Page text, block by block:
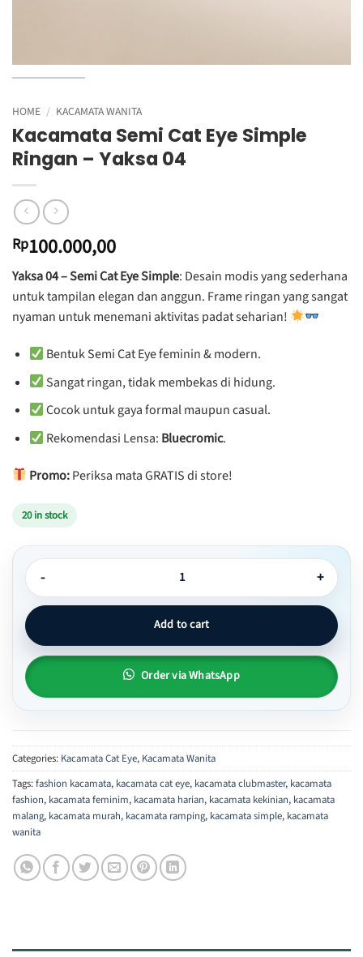
HOME / KACAMATA WANITA
Kacamata Semi Cat Eye Simple
Ringan – Yaksa 04
Rp100.000,00
Yaksa 04 – Semi Cat Eye Simple: Desain modis yang sederhana
untuk tampilan elegan dan anggun. Frame ringan yang sangat
nyaman untuk menemani aktivitas padat seharian!
Bentuk Semi Cat Eye feminin & modern.
Sangat ringan, tidak membekas di hidung.
Cocok untuk gaya formal maupun casual.
Rekomendasi Lensa: Bluecromic.
Promo:Periksa mata GRATIS di store!
20 in stock
Kacamata Semi Cat Eye Simple Ringan - Yaksa 04 quantity
Add to cart
Order via WhatsApp
Categories: Kacamata Cat Eye, Kacamata Wanita
Tags:fashion kacamata, kacamata cat eye, kacamata clubmaster, kacamata
fashion, kacamata feminim, kacamata harian, kacamata kekinian, kacamata
malang, kacamata murah, kacamata ramping, kacamata simple, kacamata
wanita